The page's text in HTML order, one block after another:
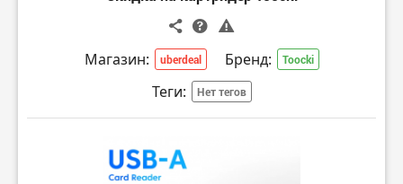
Магазин: uberdeal Бренд: Toocki
Теги: Нет тегов